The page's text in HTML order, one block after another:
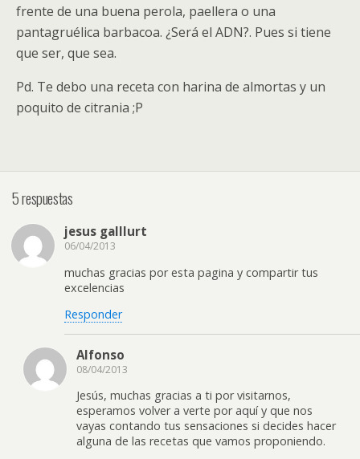
frente de una buena perola, paellera o una
pantagruélica barbacoa. ¿Será el ADN?. Pues si tiene
que ser, que sea.
Pd. Te debo una receta con harina de almortas y un
poquito de citrania ;P
5 respuestas
jesus galllurt
06/04/2013
muchas gracias por esta pagina y compartir tus
excelencias
Responder
Alfonso
08/04/2013
Jesús, muchas gracias a ti por visitarnos,
esperamos volver a verte por aquí y que nos
vayas contando tus sensaciones si decides hacer
alguna de las recetas que vamos proponiendo.